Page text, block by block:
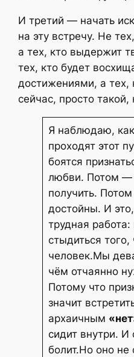
И третий — начать
на эту встречу. Не
а тех, кто выдержит
тех, кто будет
достижениями, а
сейчас, просто такой,
Я наблюдаю,
проходят этот
боятся
любви. Потом —
получить.
достойны. И
трудная работа:
стыдиться того,
человек.Мы
чём отчаянно
Потому что
значит
архаичным
сидит внутри. И
болит.Но оно не